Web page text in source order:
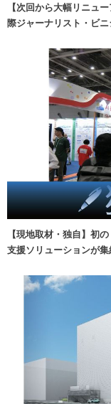
【次回から大幅リニュ
際ジャーナリスト・ビ
【現地取材・独自】初
支援ソリューションが集